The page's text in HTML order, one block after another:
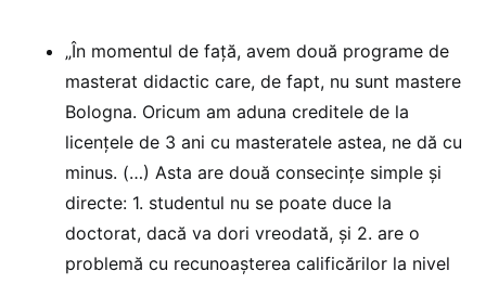
„În momentul de față, avem două programe de
masterat didactic care, de fapt, nu sunt mastere
Bologna. Oricum am aduna creditele de la
licențele de 3 ani cu masteratele astea, ne dă cu
minus. (…) Asta are două consecințe simple și
directe: 1. studentul nu se poate duce la
doctorat, dacă va dori vreodată, și 2. are o
problemă cu recunoașterea calificărilor la nivel